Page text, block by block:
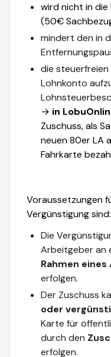
wird nicht in die
(50€
mindert den in
die steuerfreien
Lohnkonto
→ in
Zuschuss, als
neuen 80er LA
Fahrkarte
Voraussetzungen
Vergünstigung sind:
Die
Arbeitgeber an
Rahmen
erfolgen.
Der Zuschuss
oder
Karte für
durch den
erfolgen.